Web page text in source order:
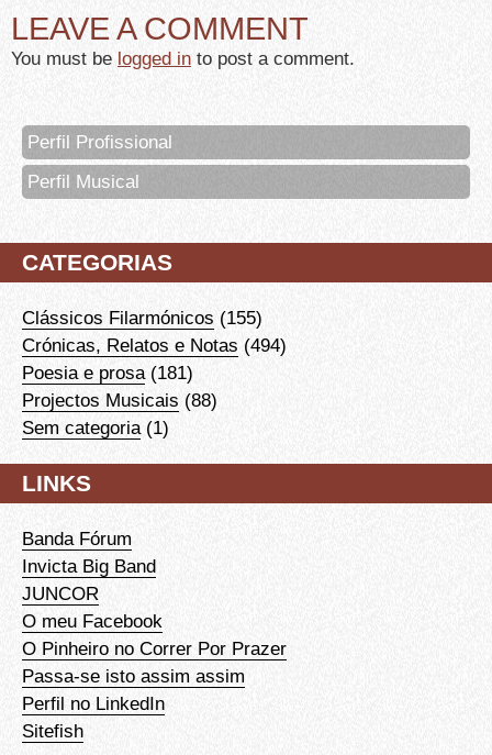
LEAVE A COMMENT
You must be logged in to post a comment.
Perfil Profissional
Perfil Musical
CATEGORIAS
Clássicos Filarmónicos (155)
Crónicas, Relatos e Notas (494)
Poesia e prosa(181)
Projectos Musicais (88)
Sem categoria(1)
LINKS
Banda Fórum
Invicta Big Band
JUNCOR
O meu Facebook
O Pinheiro no Correr Por Prazer
Passa-se isto assim assim
Perfil no LinkedIn
Sitefish